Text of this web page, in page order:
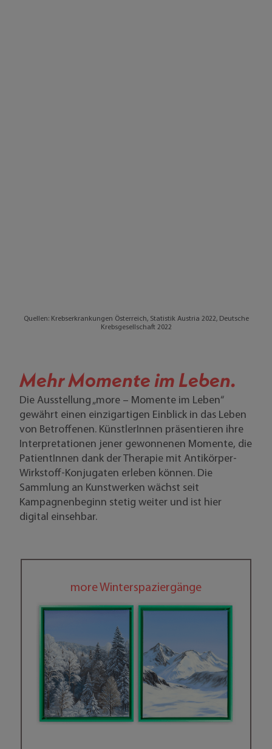
Quellen: Krebserkrankungen Österreich, Statistik Austria 2022, Deutsche
Krebsgesellschaft 2022
Mehr Momente im Leben.
Die Ausstellung „more – Momente im Leben“
gewährt einen einzigartigen Einblick in das Leben
von Betroffenen. KünstlerInnen präsentieren ihre
Interpretationen jener gewonnenen Momente, die
PatientInnen dank der Therapie mit Antikörper-
Wirkstoff-Konjugaten erleben können. Die
Sammlung an Kunstwerken wächst seit
Kampagnenbeginn stetig weiter und ist hier
digital einsehbar.
more Winterspaziergänge